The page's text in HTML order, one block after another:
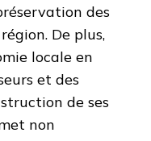
des
De plus,
locale en
et des
de ses
non